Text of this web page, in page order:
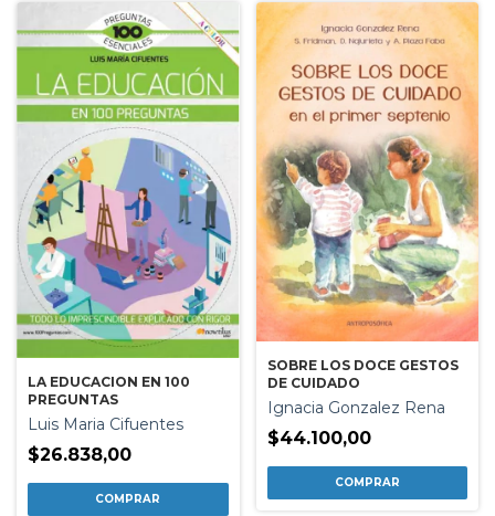
LA EDUCACION EN 100
PREGUNTAS
Luis Maria Cifuentes
$26.838,00
SOBRE LOS DOCE GESTOS
DE CUIDADO
Ignacia Gonzalez Rena
$44.100,00